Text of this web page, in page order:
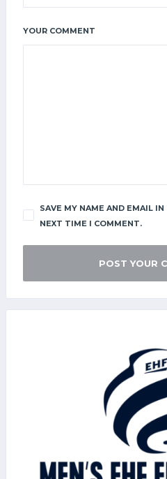
YOUR COMMENT
SAVE MY NAME AND EMAIL
NEXT TIME I COMMENT.